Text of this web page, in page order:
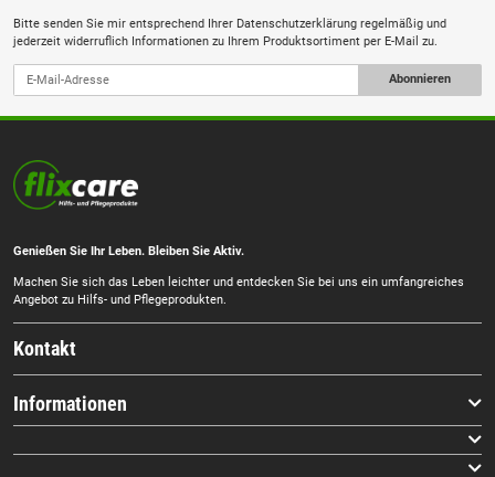
Bitte senden Sie mir entsprechend Ihrer Datenschutzerklärung regelmäßig und
jederzeit widerruflich Informationen zu Ihrem Produktsortiment per E-Mail zu.
Abonnieren
Genießen Sie Ihr Leben. Bleiben Sie Aktiv.
Machen Sie sich das Leben leichter und entdecken Sie bei uns ein umfangreiches
Angebot zu Hilfs- und Pflegeprodukten.
Kontakt
Informationen